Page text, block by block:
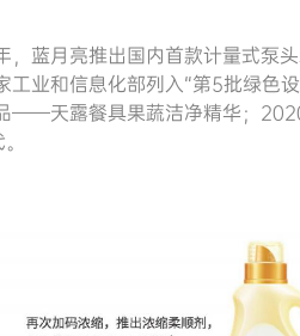
，蓝月亮推出国内首款计量式泵
业和信息化部列入“第5批绿色
天露餐具果蔬洁净精华；